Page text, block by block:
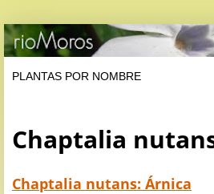
Chaptalia
Chaptalia nutans: Árnica